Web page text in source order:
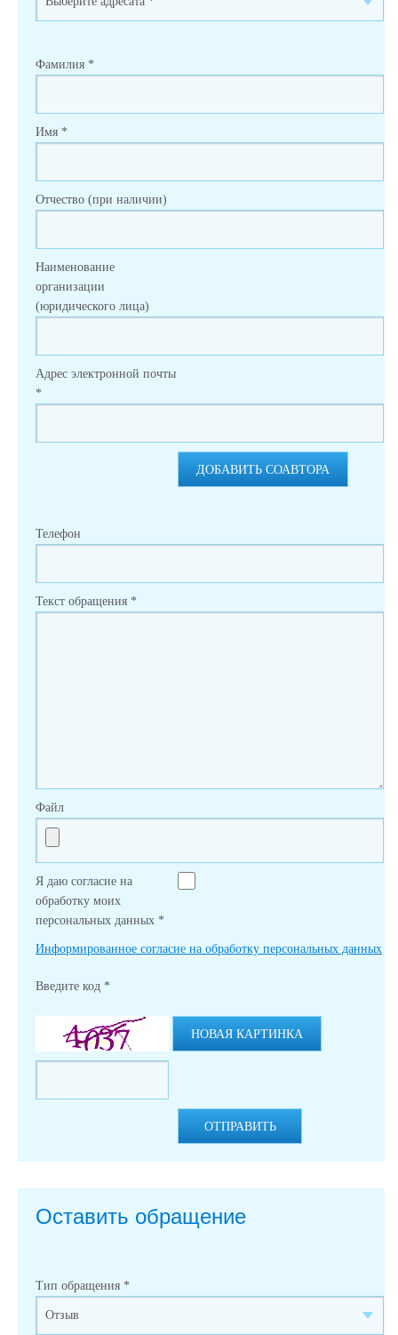
Фамилия *
Имя *
Отчество (при наличии)
Наименование
организации
(юридического лица)
Адрес электронной почты
*
ДОБАВИТЬ СОАВТОРА
Телефон
Текст обращения *
Файл
Я даю согласие на
обработку моих
персональных данных *
Информированное согласие на обработку персональных данных
Введите код *
НОВАЯ КАРТИНКА
ОТПРАВИТЬ
Оставить обращение
Тип обращения *